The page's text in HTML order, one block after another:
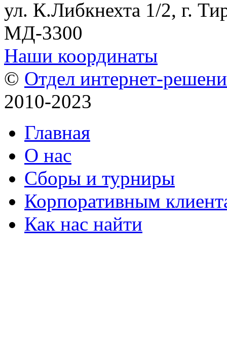
ул. К.Либкнехта 1/2, г.
МД-3300
Наши координаты
© Отдел интернет-
2010-2023
Главная
О нас
Сборы и турниры
Корпоративным
Как нас найти